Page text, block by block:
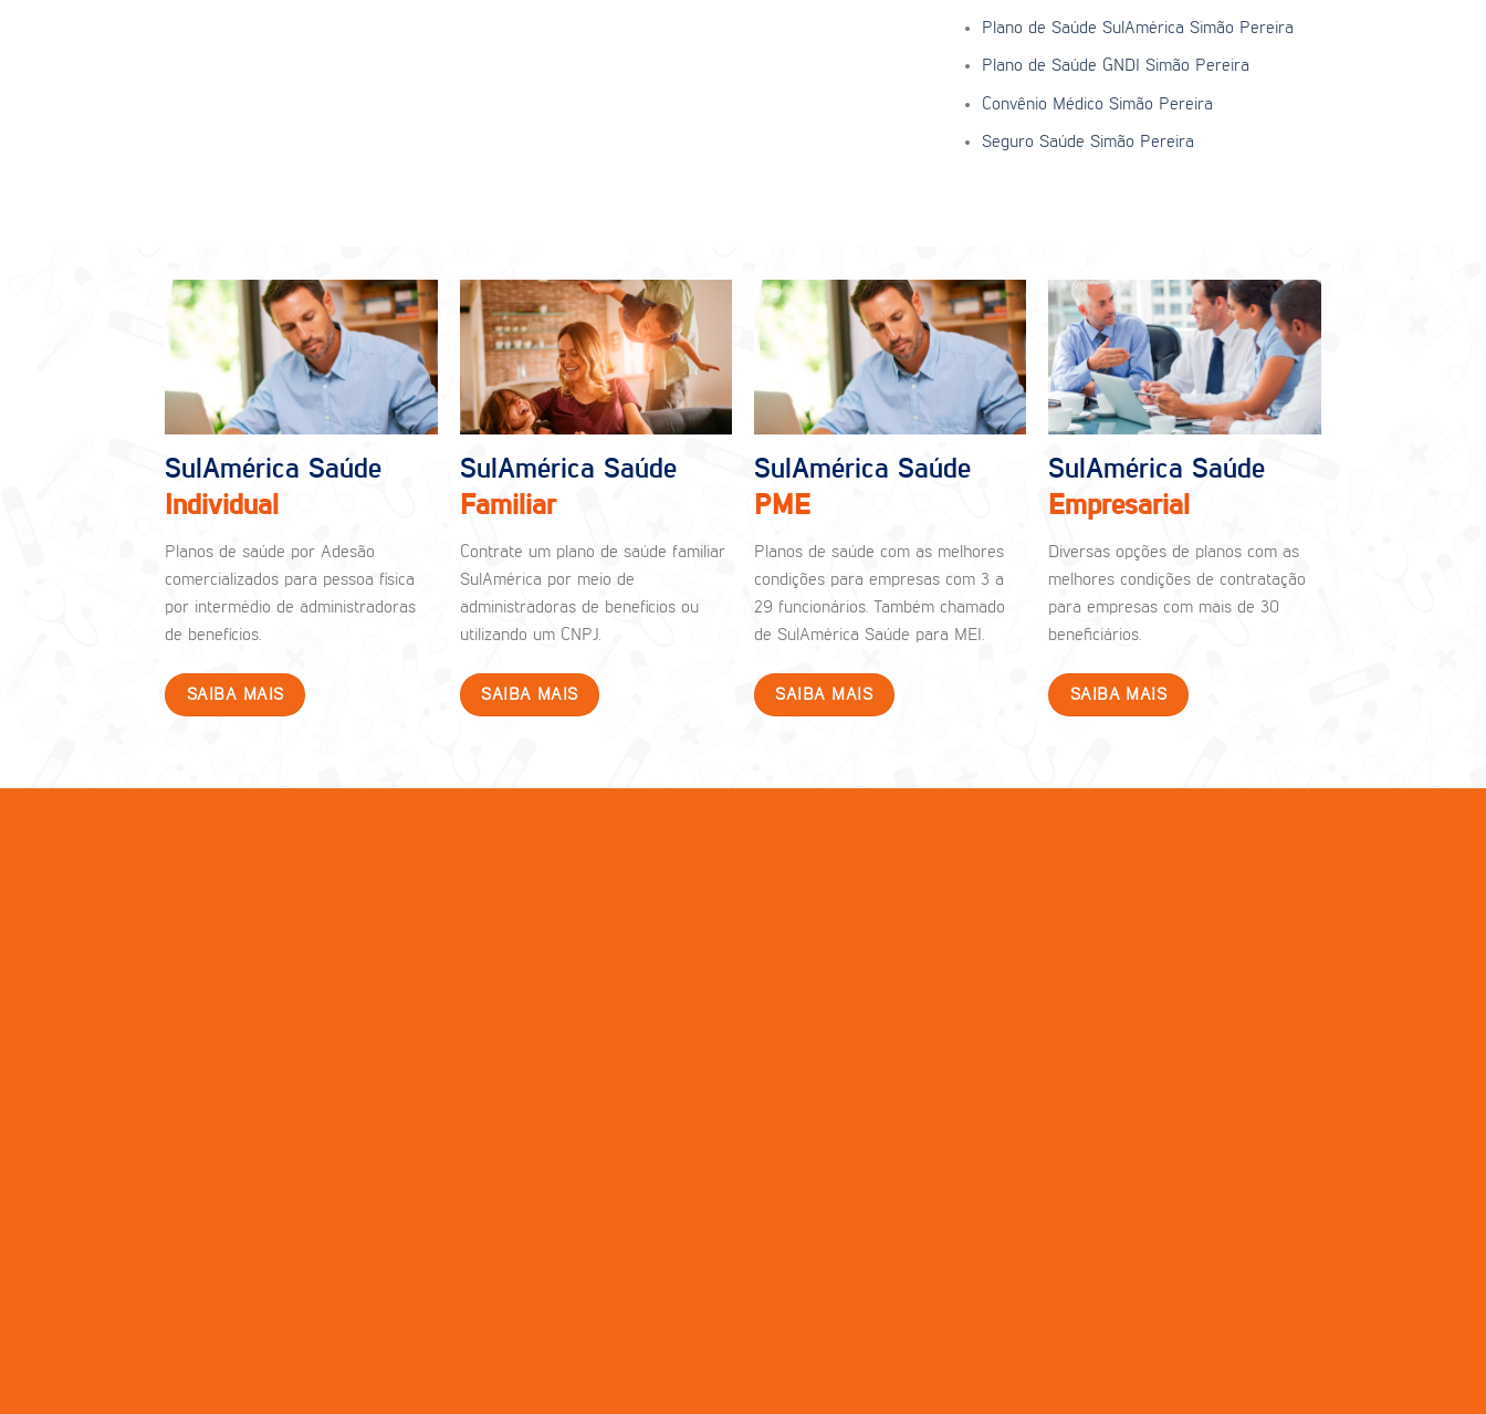
Plano de Saúde SulAmérica Simão Pereira
Plano de Saúde GNDI Simão Pereira
Convênio Médico Simão Pereira
Seguro Saúde Simão Pereira
SulAmérica Saúde
Individual
Planos de saúde por Adesão
comercializados para pessoa física
por intermédio de administradoras
de benefícios.
SAIBA MAIS
SulAmérica Saúde
Familiar
Contrate um plano de saúde familiar
SulAmérica por meio de
administradoras de benefícios ou
utilizando um CNPJ.
SAIBA MAIS
SulAmérica Saúde
PME
Planos de saúde com as melhores
condições para empresas com 3 a
29 funcionários. Também chamado
de SulAmérica Saúde para MEI.
SAIBA MAIS
SulAmérica Saúde
Empresarial
Diversas opções de planos com as
melhores condições de contratação
para empresas com mais de 30
beneficiários.
SAIBA MAIS